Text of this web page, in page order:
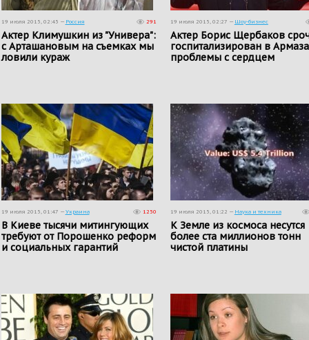
19 июля 2015, 02:45 — Россия 291
Актер Климушкин из "Универа":
с Арташановым на съемках мы
ловили кураж
19 июля 2015, 02:27 — Шоу-бизнес
Актер Борис Щербаков
госпитализирован в
проблемы с сердцем
19 июля 2015, 01:47 — Украина 1250
В Киеве тысячи митингующих
требуют от Порошенко реформ
и социальных гарантий
19 июля 2015, 01:22 — Наука и техника
К Земле из космоса несутся
более ста миллионов тонн
чистой платины